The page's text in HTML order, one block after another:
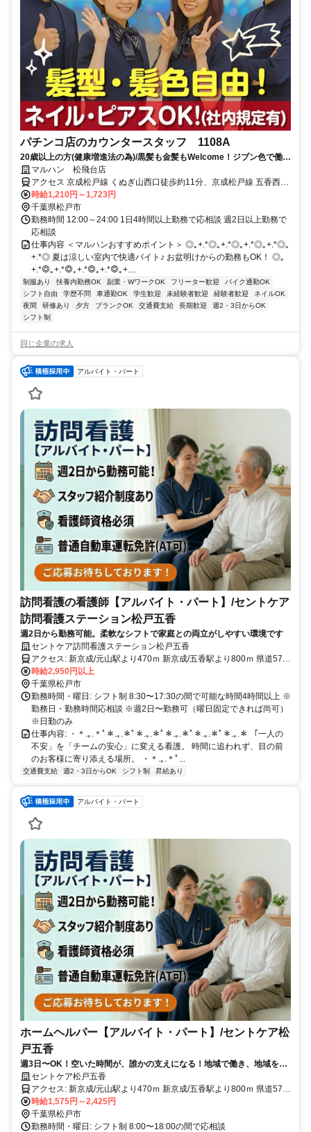
パチンコ店のカウンタースタッフ 1108A
20歳以上の方(健康増進法の為)/黒髪も金髪もWelcome！ジブン色で働け
る！多様性全開のマルハンで、アナタらしく働こう☆履歴書不要
マルハン 松飛台店
アクセス 京成松戸線 くぬぎ山西口徒歩約11分、京成松戸線 五香西口
徒歩約21分
時給1,210円～1,723円
千葉県松戸市
勤務時間 12:00～24:00 1日4時間以上勤務で応相談 週2日以上勤務で
応相談
仕事内容 ＜マルハンおすすめポイント＞ ◎｡+.*◎｡+.*◎｡+.*◎｡+.*◎｡
+.*◎ 夏は涼しい室内で快適バイト♪ お盆明けからの勤務もOK！ ◎｡
+.*◎｡+.*◎｡+.*◎｡+.*◎｡+....
制服あり 扶養内勤務OK 副業・WワークOK フリーター歓迎
バイク通勤OK
シフト自由
学歴不問 車通勤OK 学生歓迎 未経験者歓迎 経験者歓迎
ネイルOK
夜間
研修あり 夕方 ブランクOK 交通費支給 長期歓迎
週2・3日からOK
シフト制
同じ企業の求人
アルバイト・パート
訪問看護の看護師【アルバイト・パート】/セントケア
訪問看護ステーション松戸五香
週2日から勤務可能。柔軟なシフトで家庭との両立がしやすい環境です
セントケア訪問看護ステーション松戸五香
アクセス: 新京成/元山駅より470ｍ 新京成/五香駅より800ｍ 県道57号
線沿い ａｕショップ五香さん隣 ＜マイカー通勤可/駐車場完備＞
時給2,950円以上
千葉県松戸市
勤務時間・曜日: シフト制 8:30〜17:30の間で可能な時間4時間以上 ※
勤務日・勤務時間応相談 ※週2日〜勤務可（曜日固定できれば尚可）
※日勤のみ
仕事内容: ・＊.｡.＊ﾟ＊.｡.＊ﾟ＊.｡.＊ﾟ＊.｡.＊ﾟ＊.｡.＊ﾟ＊.｡.＊ 「一人の
不安」を「チームの安心」に変える看護。 時間に追われず、目の前
のお客様に寄り添える場所。 ・＊.｡.＊ﾟ...
交通費支給 週2・3日からOK シフト制 昇給あり
アルバイト・パート
ホームヘルパー【アルバイト・パート】/セントケア松
戸五香
週3日〜OK！空いた時間が、誰かの支えになる！地域で働き、地域を支
える。あなたの街の介護スタッフ募集
セントケア松戸五香
アクセス: 新京成/元山駅より470ｍ 新京成/五香駅より800ｍ 県道57号
線沿い ａｕショップ五香さん隣 ＜マイカー通勤可/駐車場完備＞
時給1,575円～2,425円
千葉県松戸市
勤務時間・曜日: シフト制 8:00〜18:00の間で応相談